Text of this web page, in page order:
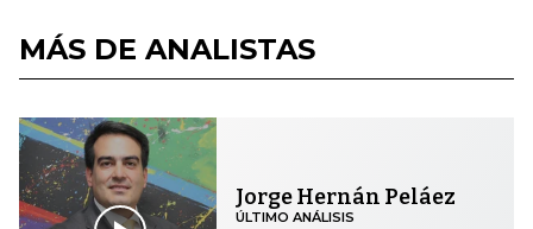
MÁS DE ANALISTAS
Jorge Hernán Peláez
ÚLTIMO ANÁLISIS